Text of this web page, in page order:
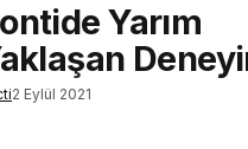
Yarım
2 Eylül 2021